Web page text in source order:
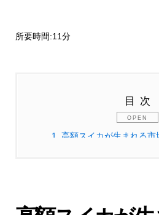
所要時間:11分
目次
1.高額スイカが生まれる市
成功事例：Tさ